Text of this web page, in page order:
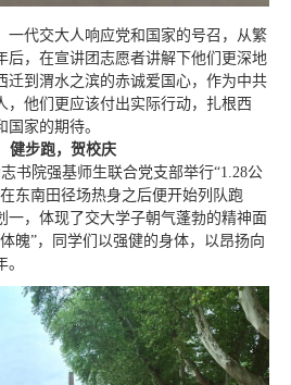
一代交大人响应党和国家的号召，从繁
后，在宣讲团志愿者讲解下他们更深地
迁到渭水之滨的赤诚爱国心，作为中共
，他们更应该付出实际行动，扎根西
家的期待。
健步跑，贺校庆
书院强基师生联合党支部举行“1.28公
东南田径场热身之后便开始列队跑
一，体现了交大学子朝气蓬勃的精神面
魄”，同学们以强健的身体，以昂扬向